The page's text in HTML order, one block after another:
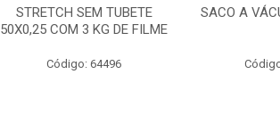
STRETCH SEM TUBETE
50X0,25 COM 3 KG DE FILME
Código: 64496
SACO A